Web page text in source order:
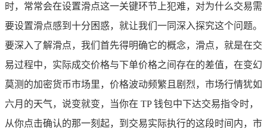
时，常常会在设置滑点这一关键环节上犯难，对为什么交易需
要设置滑点感到十分困惑，就让我们一同深入探究这个问题。
要深入了解滑点，我们首先得明确它的概念，滑点，就是在交
易过程中，实际成交价格与下单价格之间存在的差值，在变幻
莫测的加密货币市场里，价格波动频繁且剧烈，市场行情犹如
六月的天气，说变就变，当你在 TP 钱包中下达交易指令时，
从你点击确认的那一刻起，到交易实际执行的这段时间内，市